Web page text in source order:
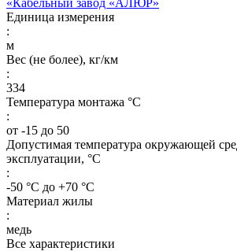
Единица измерения
:
м
Вес (не более), кг/км
:
334
Температура монтажа °C
:
от -15 до 50
Допустимая температура окружающей
эксплуатации, °C
:
-50 °С до +70 °С
Материал жилы
:
медь
Все характеристики